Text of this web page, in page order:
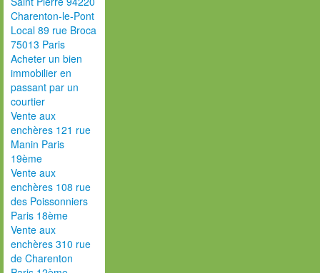
Charenton-le-Pont
Local 89 rue Broca
75013 Paris
Acheter un bien
immobilier en
passant par un
courtier
Vente aux
enchères 121 rue
Manin Paris
19ème
Vente aux
enchères 108 rue
des Poissonniers
Paris 18ème
Vente aux
enchères 310 rue
de Charenton